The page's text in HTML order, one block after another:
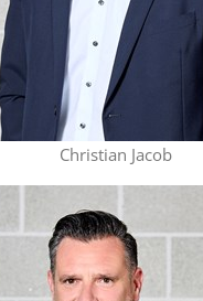
Christian Jacob